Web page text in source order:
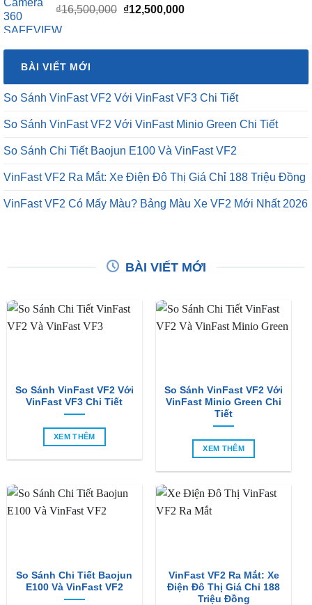
₫16,500,000 Giá
₫16,500,000.
₫12,500,000Giá
là:
BÀI VIẾT MỚI
So Sánh VinFast VF2 Với VinFast VF3 Chi Tiết
So Sánh VinFast VF2 Với VinFast Minio Green Chi Tiết
So Sánh Chi Tiết Baojun E100 Và VinFast VF2
VinFast VF2 Ra Mắt: Xe Điện Đô Thị Giá Chỉ 188 Triệu Đồng
VinFast VF2 Có Mấy Màu? Bảng Màu Xe VF2 Mới Nhất 2026
BÀI VIẾT MỚI
So Sánh VinFast VF2 Với
VinFast VF3 Chi Tiết
XEM THÊM
So Sánh VinFast VF2 Với
VinFast Minio Green Chi
Tiết
XEM THÊM
So Sánh Chi Tiết Baojun
E100 Và VinFast VF2
VinFast VF2 Ra Mắt: Xe
Điện Đô Thị Giá Chỉ 188
Triệu Đồng